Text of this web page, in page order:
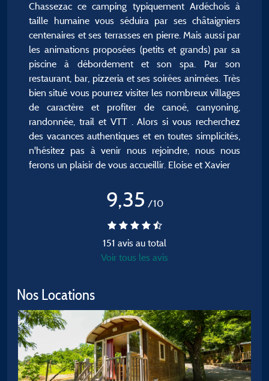
Chassezac ce camping typiquement Ardéchois à
taille humaine vous séduira par ses châtaigniers
centenaires et ses terrasses en pierre. Mais aussi par
les animations proposées (petits et grands) par sa
piscine à débordement et son spa. Par son
restaurant, bar, pizzeria et ses soirées animées. Très
bien situé vous pourrez visiter les nombreux villages
de caractère et profiter de canoé, canyoning,
randonnée, trail et VTT . Alors si vous recherchez
des vacances authentiques et en toutes simplicités,
n'hésitez pas à venir nous rejoindre, nous nous
ferons un plaisir de vous accueillir. Eloise et Xavier
9,35 /10
151 avis au total
Voir tous les avis
Nos Locations